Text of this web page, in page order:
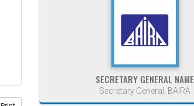
SECRETARY GENERAL NAME
Secretary General, BAIRA